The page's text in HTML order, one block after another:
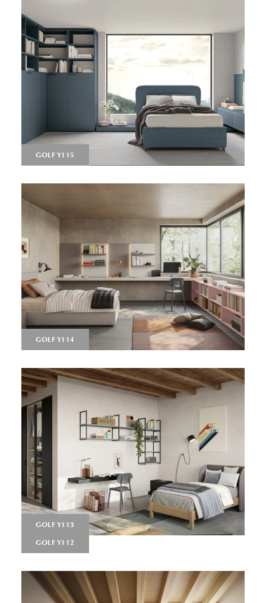
GOLF Y115
GOLF Y114
GOLF Y113
GOLF Y112